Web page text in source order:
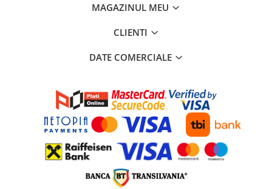
MAGAZINUL MEU
CLIENTI
DATE COMERCIALE